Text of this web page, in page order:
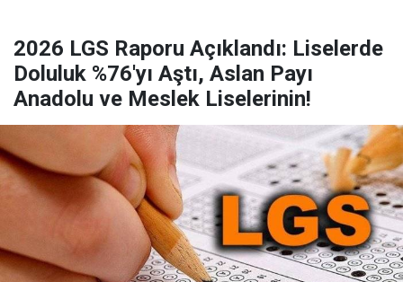
2026 LGS Raporu Açıklandı: Liselerde
Doluluk %76'yı Aştı, Aslan Payı
Anadolu ve Meslek Liselerinin!